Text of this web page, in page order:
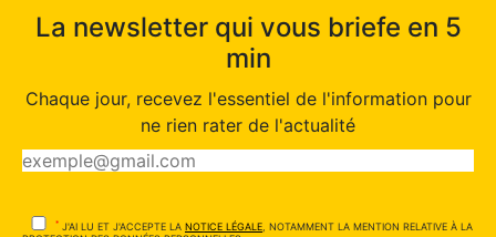
La newsletter qui vous briefe en 5
min
Chaque jour, recevez l'essentiel de l'information pour
ne rien rater de l'actualité
* J'AI LU ET J'ACCEPTE LA NOTICE LÉGALE , NOTAMMENT LA MENTION RELATIVE À LA